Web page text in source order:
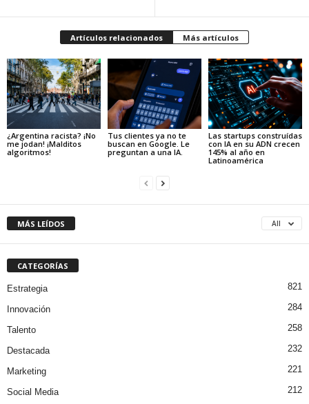
Artículos relacionados Más artículos
¿Argentina racista? ¡No
me jodan! ¡Malditos
algoritmos!
Tus clientes ya no te
buscan en Google. Le
preguntan a una IA.
Las startups construídas
con IA en su ADN crecen
145% al año en
Latinoamérica
MÁS LEÍDOS All
CATEGORÍAS
Estrategia 821
Innovación 284
Talento 258
Destacada 232
Marketing 221
Social Media 212